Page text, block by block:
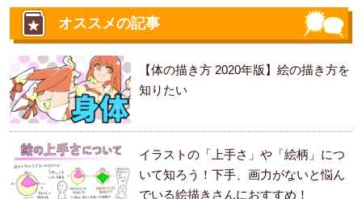
オススメの記事
【体の描き方 2020年版】絵の描き方を
知りたい
イラストの「上手さ」や「絵柄」につ
いて知ろう！下手、画力がないと悩ん
でいる絵描きさんにおすすめ！